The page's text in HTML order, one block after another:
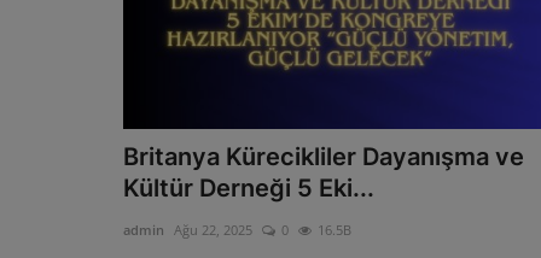
Britanya Kürecikliler Dayanışma ve
Kültür Derneği 5 Eki...
admin Ağu 22, 2025 0 16.5B